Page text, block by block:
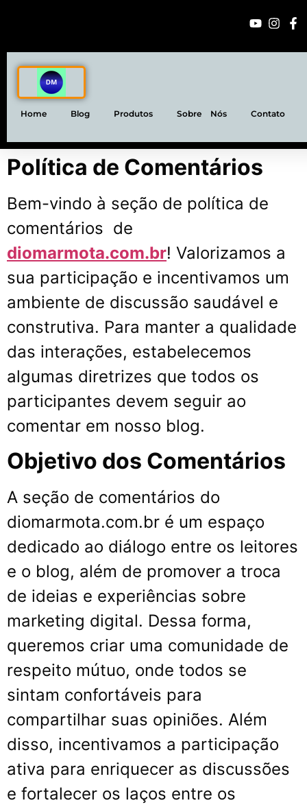
Home Blog Produtos Sobre Nós Contato
Política de Comentários
Bem-vindo à seção de política de
comentários de
diomarmota.com.br! Valorizamos a
sua participação e incentivamos um
ambiente de discussão saudável e
construtiva. Para manter a qualidade
das interações, estabelecemos
algumas diretrizes que todos os
participantes devem seguir ao
comentar em nosso blog.
Objetivo dos Comentários
A seção de comentários do
diomarmota.com.br é um espaço
dedicado ao diálogo entre os leitores
e o blog, além de promover a troca
de ideias e experiências sobre
marketing digital. Dessa forma,
queremos criar uma comunidade de
respeito mútuo, onde todos se
sintam confortáveis para
compartilhar suas opiniões. Além
disso, incentivamos a participação
ativa para enriquecer as discussões
e fortalecer os laços entre os